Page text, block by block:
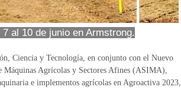
al 10 de junio en Armstrong.
Ciencia y Tecnología, en conjunto con el Nuevo
Máquinas Agrícolas y Sectores Afines (ASIMA),
e implementos agrícolas en Agroactiva 2023,